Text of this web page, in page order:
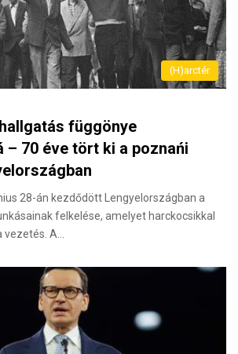
(H)arctér
függönye
– 70 éve tört ki a poznańi
28-án kezdődött Lengyelországban a
felkelése, amelyet harckocsikkal
A…